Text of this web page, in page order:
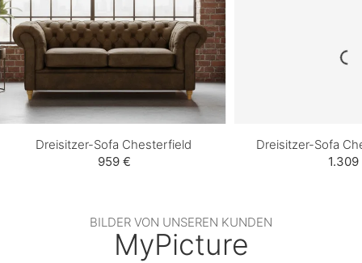
Dreisitzer-Sofa Chesterfield
959 €
Dreisitzer-Sofa
1.309
BILDER VON UNSEREN KUNDEN
MyPicture